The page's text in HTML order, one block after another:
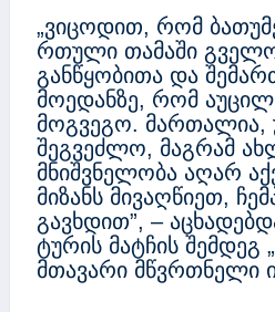
„ვიცოდით, რომ
რთული თამაში
განწყობითა და
მოედანზე, რომ
მოგვეგო. მართალია,
შეგვეძლო, მაგრამ
მნიშვნელობა აღარ
მიზანს მივაღწიეთ,
გავხდით”, –
ტურის მატჩის შემდეგ
მთავარი მწვრთნელი